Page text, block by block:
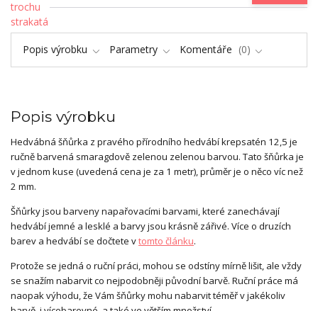
Popis výrobku Parametry Komentáře 0
Popis výrobku
Hedvábná šňůrka z pravého přírodního hedvábí krepsatén 12,5 je
ručně barvená smaragdově zelenou zelenou barvou. Tato šňůrka je
v jednom kuse (uvedená cena je za 1 metr), průměr je o něco víc než
2 mm.
Šňůrky jsou barveny napařovacími barvami, které zanechávají
hedvábí jemné a lesklé a barvy jsou krásně zářivé. Více o druzích
barev a hedvábí se dočtete vtomto článku.
Protože se jedná o ruční práci, mohou se odstíny mírně lišit, ale vždy
se snažím nabarvit co nejpodobněji původní barvě. Ruční práce má
naopak výhodu, že Vám šňůrky mohu nabarvit téměř v jakékoliv